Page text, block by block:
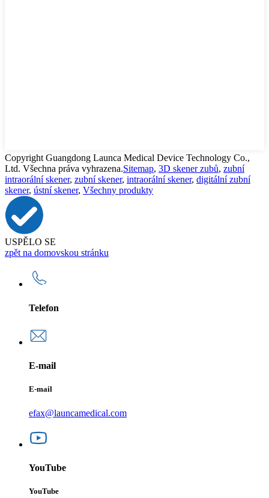
Copyright Guangdong Launca Medical Device Technology Co.,
Ltd. Všechna práva vyhrazena.Sitemap, 3D skener zubů, zubní
intraorální skener, zubní skener, intraorální skener, digitální zubní
skener, ústní skener, Všechny produkty
USPĚLO SE
zpět na domovskou stránku
Telefon
E-mail
E-mail
efax@launcamedical.com
YouTube
YouTube